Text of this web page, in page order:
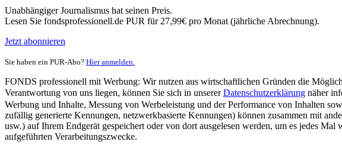
Unabhängiger Journalismus hat seinen Preis.
Lesen Sie fondsprofessionell.de PUR für 27,99€ pro Monat (jährliche Abrechnung).
Jetzt abonnieren
Sie haben ein PUR-Abo? Hier anmelden.
FONDS professionell mit Werbung: Wir nutzen aus wirtschaftlichen Gründen die
Verantwortung von uns liegen, können Sie sich in unsererDatenschutzerklärung näher
Werbung und Inhalte, Messung von Werbeleistung und der Performance von Inhalten
zufällig generierte Kennungen, netzwerkbasierte Kennungen) können zusammen mit
usw.) auf Ihrem Endgerät gespeichert oder von dort ausgelesen werden, um es jedes
aufgeführten Verarbeitungszwecke.